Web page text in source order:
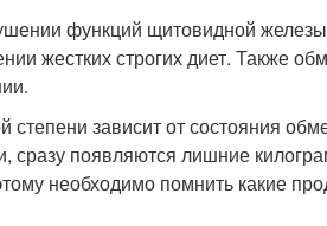
функций щитовидной
жестких строгих диет. Также
зависит от состояния
сразу появляются лишние
необходимо помнить какие